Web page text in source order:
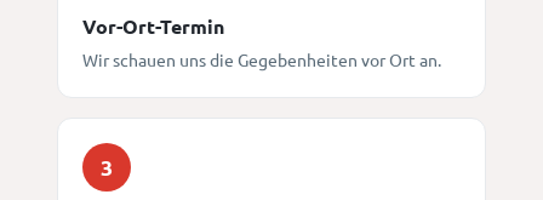
Vor-Ort-Termin
Wir schauen uns die Gegebenheiten vor Ort an.
3